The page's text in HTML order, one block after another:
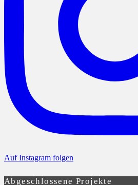
Auf Instagram folgen
Abgeschlossene Projekte